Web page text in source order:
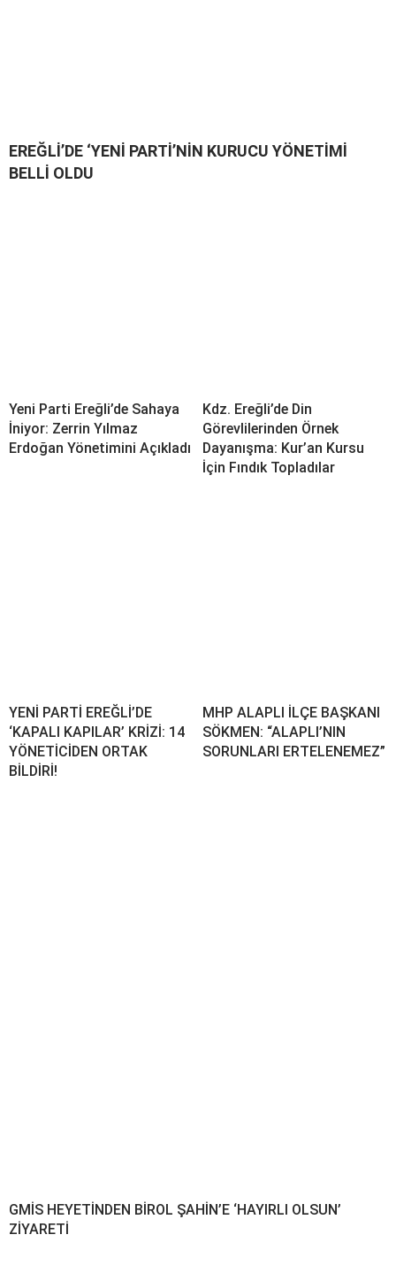
EREĞLİ’DE ‘YENİ PARTİ’NİN KURUCU YÖNETİMİ
BELLİ OLDU
Yeni Parti Ereğli’de Sahaya
İniyor: Zerrin Yılmaz
Erdoğan Yönetimini Açıkladı
Kdz. Ereğli’de Din
Görevlilerinden Örnek
Dayanışma: Kur’an Kursu
İçin Fındık Topladılar
YENİ PARTİ EREĞLİ’DE
‘KAPALI KAPILAR’ KRİZİ: 14
YÖNETİCİDEN ORTAK
BİLDİRİ!
MHP ALAPLI İLÇE BAŞKANI
SÖKMEN: “ALAPLI’NIN
SORUNLARI ERTELENEMEZ”
GMİS HEYETİNDEN BİROL ŞAHİN’E ‘HAYIRLI OLSUN’
ZİYARETİ